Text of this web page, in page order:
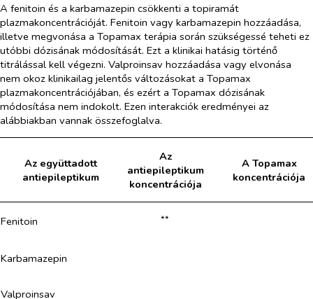
A fenitoin és a karbamazepin csökkenti a topiramát
plazmakoncentrációját. Fenitoin vagy karbamazepin hozzáadása,
illetve megvonása a Topamax terápia során szükségessé teheti ez
utóbbi dózisának módosítását. Ezt a klinikai hatásig történő
titrálással kell végezni. Valproinsav hozzáadása vagy elvonása
nem okoz klinikailag jelentős változásokat a Topamax
plazmakoncentrációjában, és ezért a Topamax dózisának
módosítása nem indokolt. Ezen interakciók eredményei az
alábbiakban vannak összefoglalva.
Az együttadott
antiepileptikum
Az
antiepileptikum
koncentrációja
A Topamax
koncentrációja
Fenitoin **
Karbamazepin
Valproinsav